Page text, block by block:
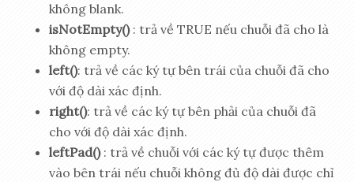
không blank.
isNotEmpty(): trả về TRUE nếu chuỗi đã cho là
không empty.
left(): trả về các ký tự bên trái của chuỗi đã cho
với độ dài xác định.
right(): trả về các ký tự bên phải của chuỗi đã
cho với độ dài xác định.
leftPad(): trả về chuỗi với các ký tự được thêm
vào bên trái nếu chuỗi không đủ độ dài được chỉ